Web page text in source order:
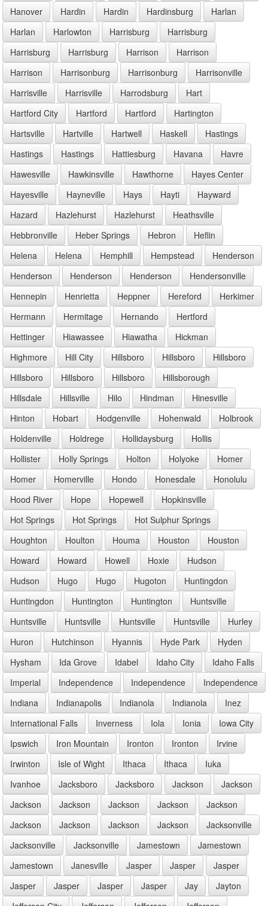
Hanover
Hardin Hardin Hardinsburg
Harlan
Harlan
Harlowton Harrisburg
Harrisburg
Harrisburg
Harrisburg Harrison
Harrison
Harrison
Harrisonburg Harrisonburg
Harrisonville
Harrisville
Harrisville Harrodsburg
Hart
Hartford City
Hartford Hartford
Hartington
Hartsville
Hartville Hartwell Haskell
Hastings
Hastings
Hastings Hattiesburg Havana
Havre
Hawesville
Hawkinsville Hawthorne
Hayes Center
Hayesville
Hayneville Hays Hayti
Hayward
Hazard
Hazlehurst Hazlehurst
Heathsville
Hebbronville
Heber Springs Hebron
Heflin
Helena
Helena Hemphill Hempstead
Henderson
Henderson
Henderson Henderson
Hendersonville
Hennepin
Henrietta Heppner Hereford
Herkimer
Hermann
Hermitage Hernando
Hertford
Hettinger
Hiawassee Hiawatha
Hickman
Highmore
Hill City Hillsboro Hillsboro
Hillsboro
Hillsboro
Hillsboro Hillsboro
Hillsborough
Hillsdale
Hillsville Hilo Hindman
Hinesville
Hinton
Hobart Hodgenville Hohenwald
Holbrook
Holdenville
Holdrege Hollidaysburg
Hollis
Hollister
Holly Springs Holton Holyoke
Homer
Homer
Homerville Hondo Honesdale
Honolulu
Hood River
Hope Hopewell
Hopkinsville
Hot Springs
Hot Springs
Hot Sulphur Springs
Houghton
Houlton Houma Houston
Houston
Howard
Howard Howell Hoxie
Hudson
Hudson
Hugo Hugo Hugoton
Huntingdon
Huntingdon
Huntington Huntington
Huntsville
Huntsville
Huntsville Huntsville Huntsville
Hurley
Huron
Hutchinson Hyannis Hyde Park
Hyden
Hysham
Ida Grove Idabel Idaho City
Idaho Falls
Imperial
Independence Independence
Independence
Indiana
Indianapolis Indianola Indianola
Inez
International Falls
Inverness Iola Ionia
Iowa City
Ipswich
Iron Mountain Ironton Ironton
Irvine
Irwinton
Isle of Wight Ithaca Ithaca
Iuka
Ivanhoe
Jacksboro Jacksboro Jackson
Jackson
Jackson
Jackson Jackson Jackson
Jackson
Jackson
Jackson Jackson Jackson
Jacksonville
Jacksonville
Jacksonville Jamestown
Jamestown
Jamestown
Janesville Jasper Jasper
Jasper
Jasper
Jasper Jasper Jasper Jay
Jayton